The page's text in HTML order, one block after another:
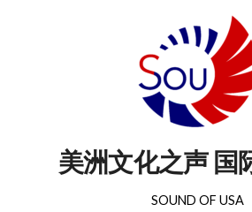
美洲文化之声 国
SOUND OF USA